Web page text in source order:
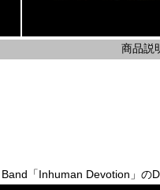
商品説
「Inhuman Devotion」の